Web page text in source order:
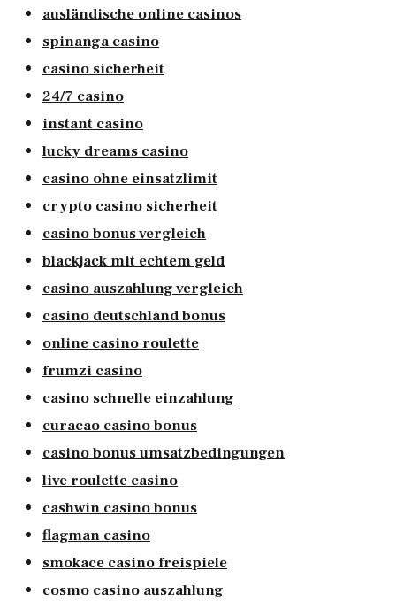
ausländische online casinos
spinanga casino
casino sicherheit
24/7 casino
instant casino
lucky dreams casino
casino ohne einsatzlimit
crypto casino sicherheit
casino bonus vergleich
blackjack mit echtem geld
casino auszahlung vergleich
casino deutschland bonus
online casino roulette
frumzi casino
casino schnelle einzahlung
curacao casino bonus
casino bonus umsatzbedingungen
live roulette casino
cashwin casino bonus
flagman casino
smokace casino freispiele
cosmo casino auszahlung